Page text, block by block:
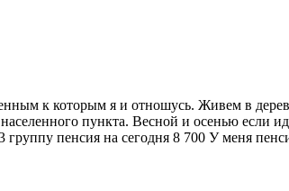
к которым я и отношусь. Живем в
пункта. Весной и осенью если
пенсия на сегодня 8 700 У меня